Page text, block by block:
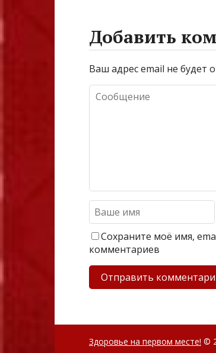
Добавить
Ваш адрес email не будет
Сохраните моё имя,
комментариев
Здоровье на первом месте! ©